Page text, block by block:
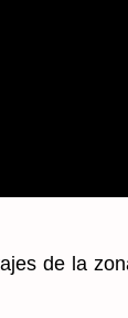
de la